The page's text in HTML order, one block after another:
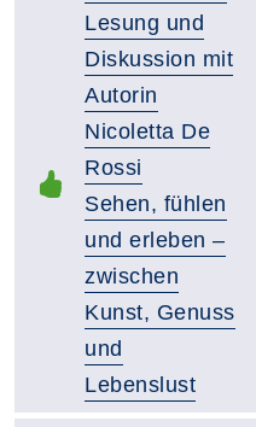
Lesung und
Diskussion mit
Autorin
Nicoletta De
Rossi
Sehen, fühlen
und erleben –
zwischen
Kunst, Genuss
und
Lebenslust